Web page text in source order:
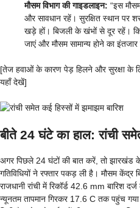
मौसम विभाग की गाइडलाइन: “इस
और सावधान रहें। सुरक्षित स्थान
खड़े हों। बिजली के खंभों से दूर रहें।
जाएं और मौसम सामान्य होने का
[तेज हवाओं के कारण पेड़ हिलने और सुरक्षा के
यहाँ देखें]
बीते 24 घंटे का हाल: रांची
अगर पिछले 24 घंटों की बात करें, तो झारखंड
गतिविधियों ने रफ्तार पकड़ ली है। मौसम केंद्र
राजधानी रांची में रिकॉर्ड 42.6 mm बारिश
न्यूनतम तापमान गिरकर 17.6 C तक पहुंच गया